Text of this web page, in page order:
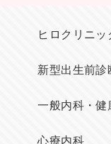
ヒロクリニ
新型出生前診
一般内科・健
心療内科